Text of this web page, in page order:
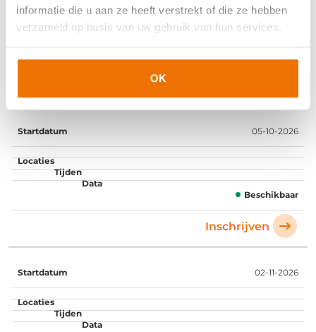
informatie die u aan ze heeft verstrekt of die ze hebben
verzameld op basis van uw gebruik van hun services.
OK
05-10-2026
Beschikbaar
Inschrijven
02-11-2026